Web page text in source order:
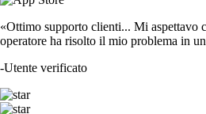
«Ottimo supporto clienti... Mi aspettavo
operatore ha risolto il mio problema in
-Utente verificato